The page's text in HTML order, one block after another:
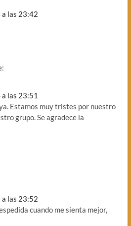
a las 23:42
las 23:51
Estamos muy tristes por nuestro
grupo. Se agradece la
a las 23:52
cuando me sienta mejor,